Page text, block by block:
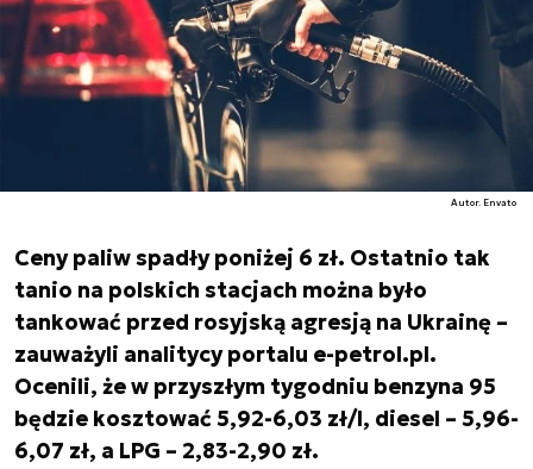
Autor. Envato
Ceny paliw spadły poniżej 6 zł. Ostatnio tak
tanio na polskich stacjach można było
tankować przed rosyjską agresją na Ukrainę –
zauważyli analitycy portalu e-petrol.pl.
Ocenili, że w przyszłym tygodniu benzyna 95
będzie kosztować 5,92-6,03 zł/l, diesel – 5,96-
6,07 zł, a LPG – 2,83-2,90 zł.